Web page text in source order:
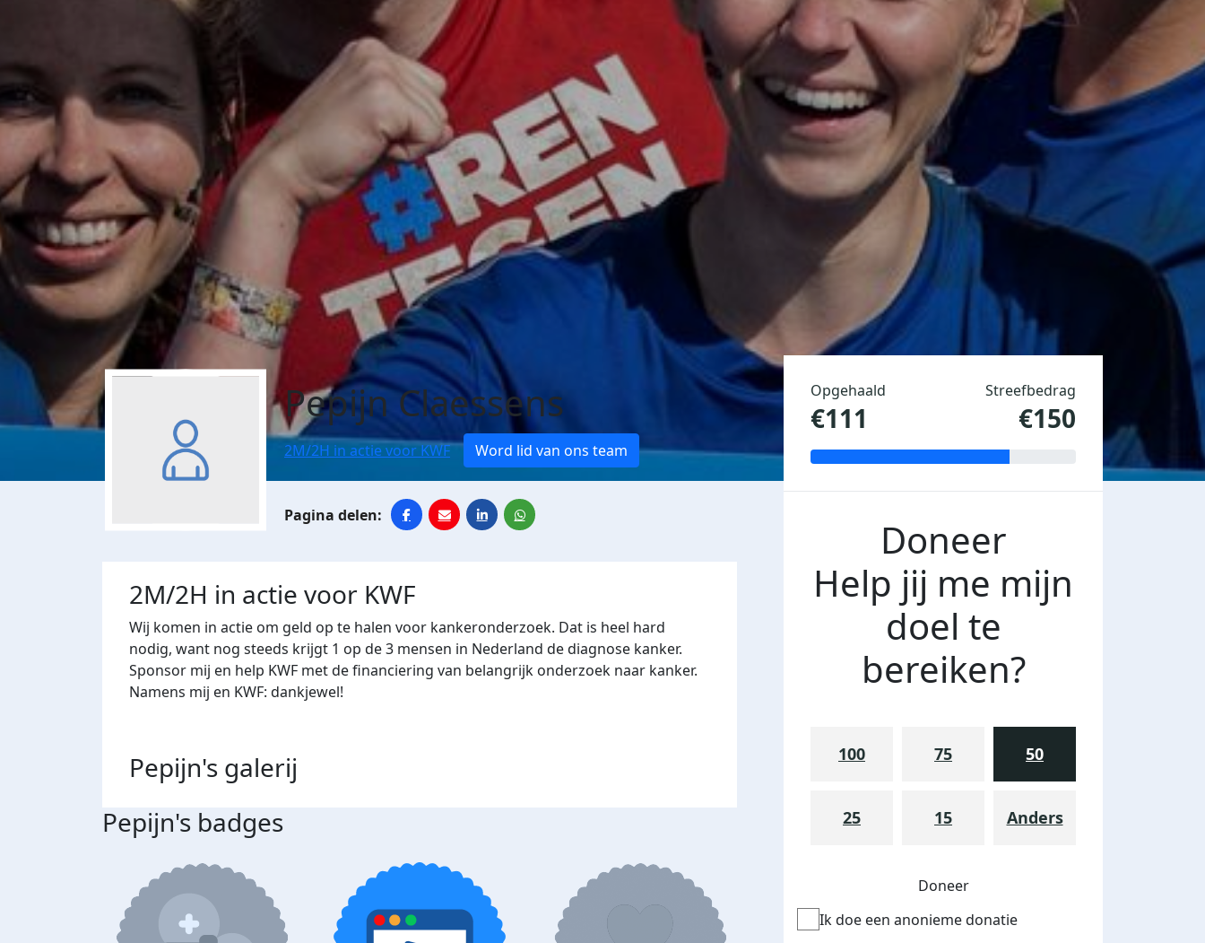
Pepijn Claessens
2M/2H in actie voor KWF Word lid van ons team
2M/2H in actie voor KWF
Wij komen in actie om geld op te halen voor kankeronderzoek. Dat is heel hard
nodig, want nog steeds krijgt 1 op de 3 mensen in Nederland de diagnose kanker.
Sponsor mij en help KWF met de financiering van belangrijk onderzoek naar kanker.
Namens mij en KWF: dankjewel!
Pepijn's galerij
Pepijn's badges
Opgehaald
€111
Streefbedrag
€150
Doneer
Help jij me mijn
doel te
bereiken?
100 75 50
25 15 Anders
Doneer
Ik doe een anonieme donatie